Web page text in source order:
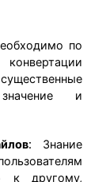
по
и
Знание
к другому,